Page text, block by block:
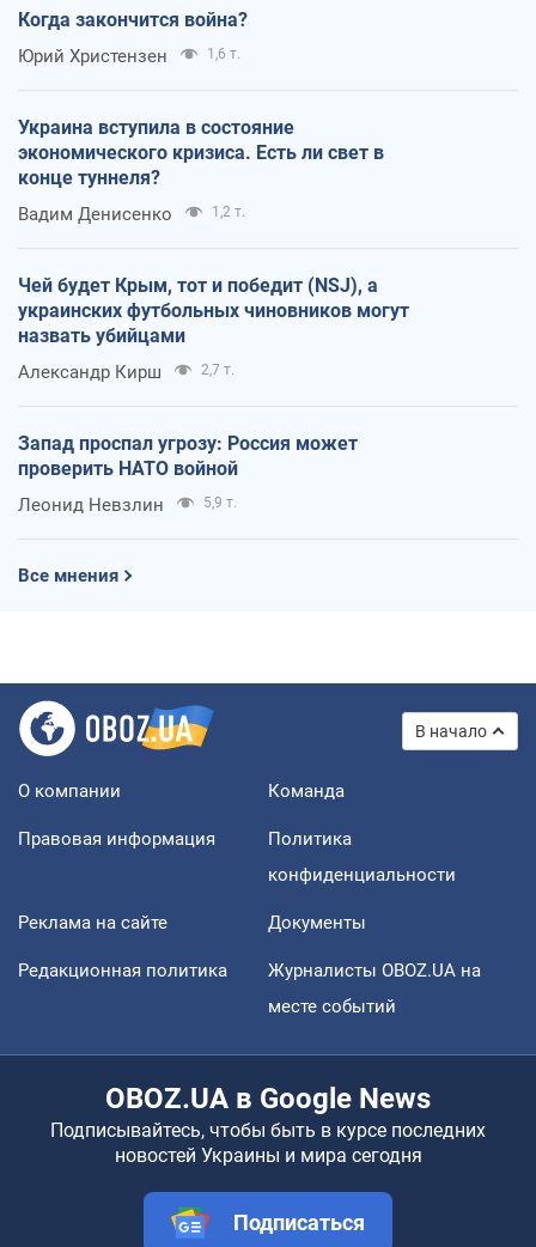
Когда закончится война?
Юрий Христензен 1,6 т.
Украина вступила в состояние
экономического кризиса. Есть ли свет в
конце туннеля?
Вадим Денисенко 1,2 т.
Чей будет Крым, тот и победит (NSJ), а
украинских футбольных чиновников могут
назвать убийцами
Александр Кирш 2,7 т.
Запад проспал угрозу: Россия может
проверить НАТО войной
Леонид Невзлин 5,9 т.
Все мнения
В начало
О компании Команда
Правовая информация
Политика
конфиденциальности
Реклама на сайте Документы
Редакционная политика
Журналисты OBOZ.UA на
месте событий
OBOZ.UA в Google News
Подписывайтесь, чтобы быть в курсе последних
новостей Украины и мира сегодня
Подписаться